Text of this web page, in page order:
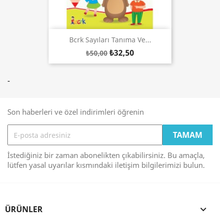
Bcrk Sayıları Tanıma Ve...
₺50,00 ₺32,50
-
Son haberleri ve özel indirimleri öğrenin
İstediğiniz bir zaman abonelikten çıkabilirsiniz. Bu amaçla,
lütfen yasal uyarılar kısmındaki iletişim bilgilerimizi bulun.
ÜRÜNLER 